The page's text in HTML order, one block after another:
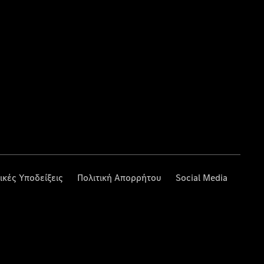
Υποδείξεις Πολιτική Απορρήτου Social Media